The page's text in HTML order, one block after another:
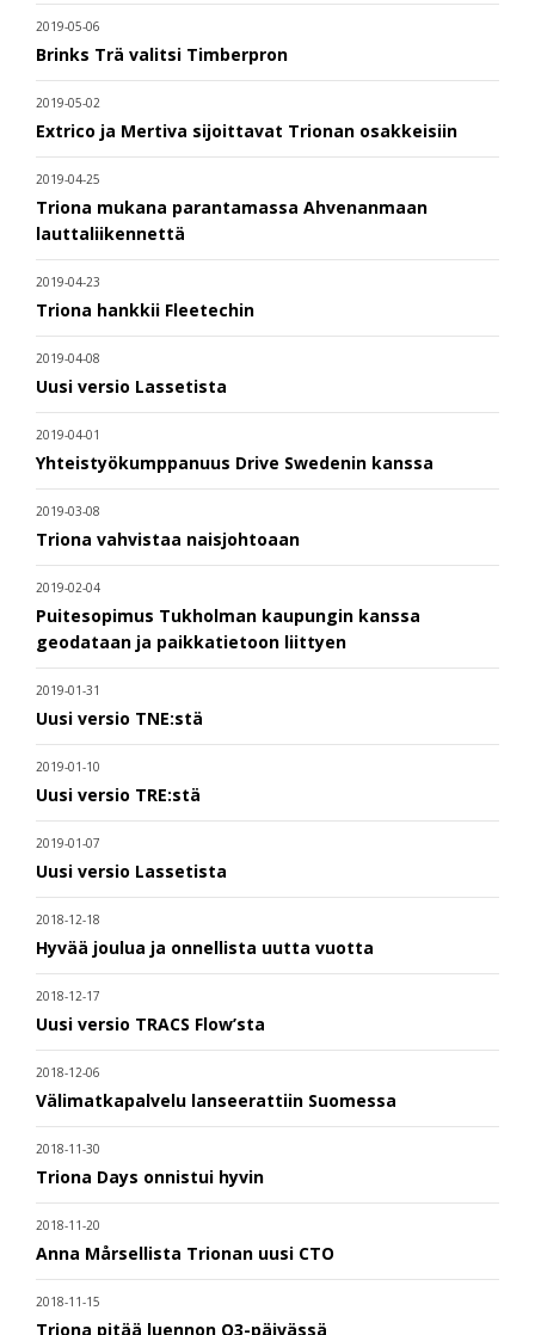
2019-05-06
Brinks Trä valitsi Timberpron
2019-05-02
Extrico ja Mertiva sijoittavat Trionan osakkeisiin
2019-04-25
Triona mukana parantamassa Ahvenanmaan
lauttaliikennettä
2019-04-23
Triona hankkii Fleetechin
2019-04-08
Uusi versio Lassetista
2019-04-01
Yhteistyökumppanuus Drive Swedenin kanssa
2019-03-08
Triona vahvistaa naisjohtoaan
2019-02-04
Puitesopimus Tukholman kaupungin kanssa
geodataan ja paikkatietoon liittyen
2019-01-31
Uusi versio TNE:stä
2019-01-10
Uusi versio TRE:stä
2019-01-07
Uusi versio Lassetista
2018-12-18
Hyvää joulua ja onnellista uutta vuotta
2018-12-17
Uusi versio TRACS Flow’sta
2018-12-06
Välimatkapalvelu lanseerattiin Suomessa
2018-11-30
Triona Days onnistui hyvin
2018-11-20
Anna Mårsellista Trionan uusi CTO
2018-11-15
Triona pitää luennon Q3-päivässä